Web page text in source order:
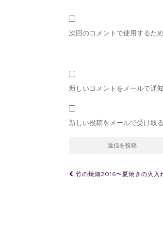
次回のコメントで使用するた
新しいコメントをメールで通知
新しい投稿をメールで受け取る
投竹の焼畑2016〜夏焼きの火入